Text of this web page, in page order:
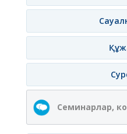
Семинарлар,